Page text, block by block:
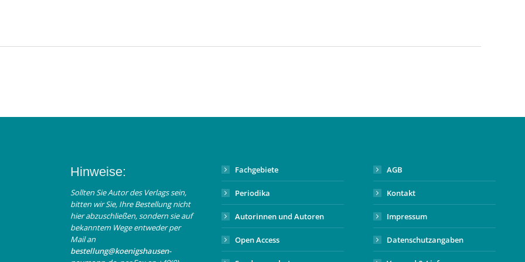
Hinweise:
Sollten Sie Autor des Verlags sein,
bitten wir Sie, Ihre Bestellung nicht
hier abzuschließen, sondern sie auf
bekanntem Wege entweder per
Mail an
bestellung@koenigshausen-
Fachgebiete
Periodika
Autorinnen und Autoren
Open Access
AGB
Kontakt
Impressum
Datenschutzangaben